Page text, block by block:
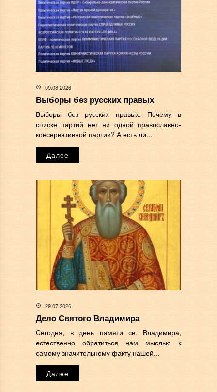
09.08.2026
Выборы без русских правых
Выборы без русских правых. Почему в
списке партий нет ни одной православно-
консервативной партии? А есть ли...
Далее
29.07.2026
Дело Святого Владимира
Сегодня, в день памяти св. Владимира,
естественно обратиться нам мыслью к
самому значительному факту нашей...
Далее